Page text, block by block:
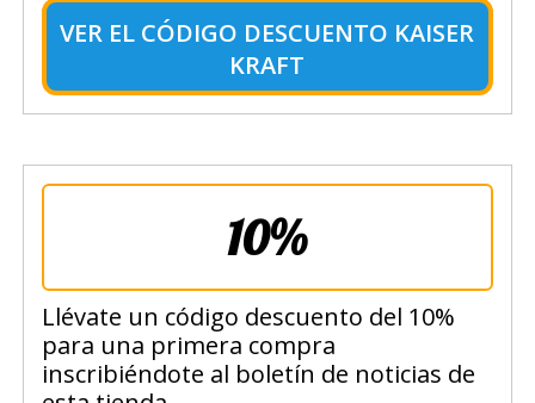
VER EL CÓDIGO DESCUENTO KAISER
KRAFT
10%
Llévate un código descuento del 10%
para una primera compra
inscribiéndote al boletín de noticias de